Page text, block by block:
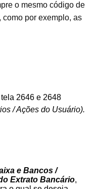
o mesmo código de
por exemplo, as
2646 e 2648
/ Ações do Usuário).
e Bancos /
Extrato Bancário,